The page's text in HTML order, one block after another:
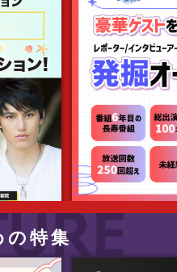
の特集